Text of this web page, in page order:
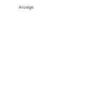
Anzeige: